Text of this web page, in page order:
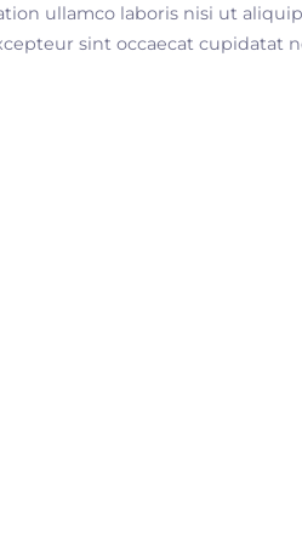
ullamco laboris nisi ut
sint occaecat cupidatat